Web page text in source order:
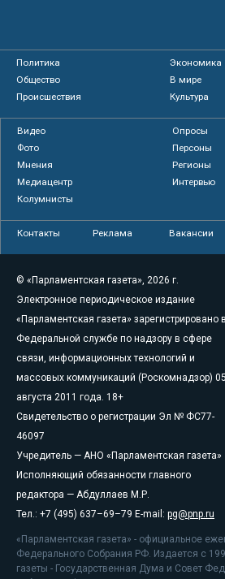
Политика
Экономика
Общество
В мире
Происшествия
Культура
Видео
Опросы
Фото
Персоны
Мнения
Регионы
Медиацентр
Интервью
Колумнисты
Контакты Реклама Вакансии
© «Парламентская газета», 2026 г.
Электронное периодическое издание
«Парламентская газета» зарегистрировано в
Федеральной службе по надзору в сфере
связи, информационных технологий и
массовых коммуникаций (Роскомнадзор) 05
августа 2011 года. 18+
Свидетельство о регистрации Эл № ФС77-
46097
Учредитель — АНО «Парламентская газета»
Исполняющий обязанности главного
редактора — Абдуллаев М.Р.
Тел.: +7 (495) 637–69–79 E-mail: pg@pnp.ru
«Парламентская газета» - официальное
Федерального Собрания РФ. Издается с
газеты - Государственная Дума и Совет